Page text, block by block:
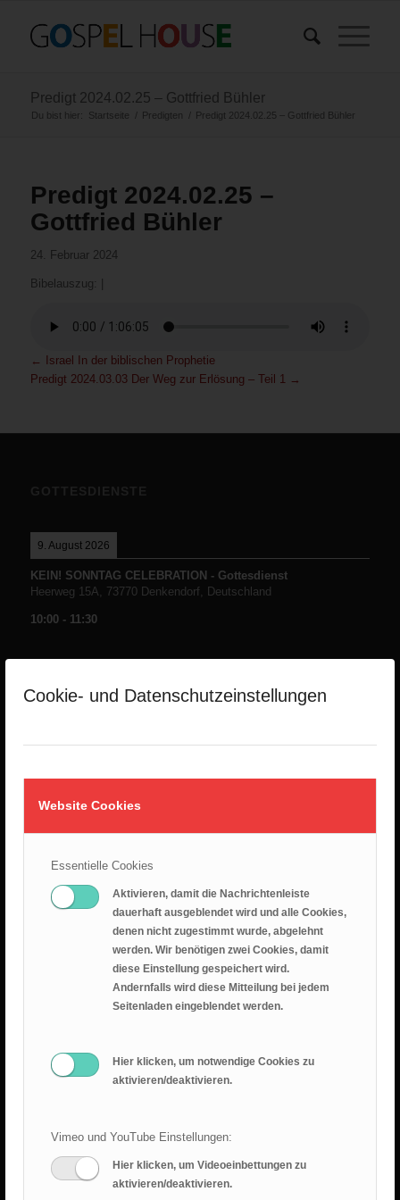
Cookie- und Datenschutzeinstellungen
Website Cookies
Essentielle Cookies
Aktivieren, damit die Nachrichtenleiste
dauerhaft ausgeblendet wird und alle Cookies,
denen nicht zugestimmt wurde, abgelehnt
werden. Wir benötigen zwei Cookies, damit
diese Einstellung gespeichert wird.
Andernfalls wird diese Mitteilung bei jedem
Seitenladen eingeblendet werden.
Hier klicken, um notwendige Cookies zu
aktivieren/deaktivieren.
Vimeo und YouTube Einstellungen:
Hier klicken, um Videoeinbettungen zu
aktivieren/deaktivieren.
Predigt 2024.02.25 – Gottfried Bühler
Du bist hier: Startseite / Predigten / Predigt 2024.02.25 – Gottfried Bühler
Predigt 2024.02.25 –
Gottfried Bühler
24. Februar 2024
Bibelauszug:
←
Israel In der biblischen Prophetie
Predigt 2024.03.03 Der Weg zur Erlösung – Teil 1 →
9. August 2026
KEIN! SONNTAG CELEBRATION - Gottesdienst
Heerweg 15A, 73770 Denkendorf, Deutschland
10:00- 11:30
NEUESTE PREDIGTEN
26.07.2026 – Leid ist nicht sinnlos
25. Juli 2026
Predigt 2026.07.19 – Epheserbief Kap. 6
Epheserbrief Teil 5
RANGER BLOG